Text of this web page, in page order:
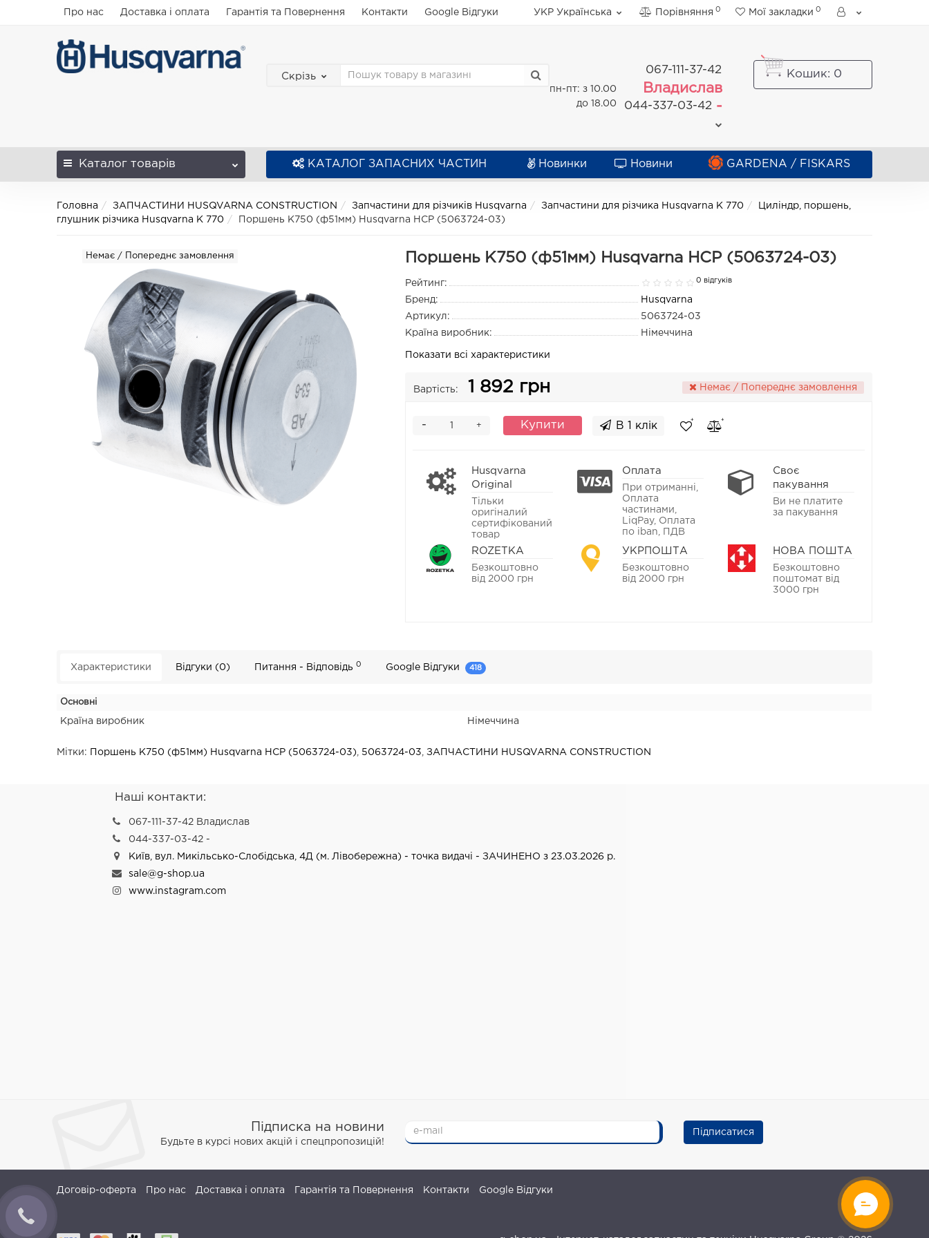
Про нас Доставка і оплата Гарантія та Повернення Контакти Google Відгуки УКР Українська Порівняння 0 Мої закладки 0
Скрізь
пн-пт: з 10.00
до 18.00
067-111-37-42
Владислав
044-337-03-42 -
Кошик: 0
Каталог товарів КАТАЛОГ ЗАПАСНИХ ЧАСТИН Новинки Новини GARDENA / FISKARS
Головна ЗАПЧАСТИНИ HUSQVARNA CONSTRUCTION Запчастини для різчиків Husqvarna Запчастини для різчика Husqvarna K 770
Циліндр, поршень,
глушник різчика Husqvarna K 770
Поршень K750 (ф51мм) Husqvarna HCP (5063724-03)
Немає / Попереднє замовлення Поршень K750 (ф51мм) Husqvarna HCP (5063724-03)
Рейтинг: 0 відгуків
Бренд:
Husqvarna
Артикул:
5063724-03
Країна виробник:
Німеччина
Показати всі характеристики
Вартість: 1 892 грн Немає / Попереднє замовлення
+
- Купити В 1 клік
Husqvarna
Original
Тільки
оригіналий
сертифікований
товар
Оплата
При отриманні,
Оплата
частинами,
LiqPay, Оплата
по iban, ПДВ
Своє
пакування
Ви не платите
за пакування
ROZETKA
Безкоштовно
від 2000 грн
УКРПОШТА
Безкоштовно
від 2000 грн
НОВА ПОШТА
Безкоштовно
поштомат від
3000 грн
Характеристики Відгуки (0) Питання - Відповідь0 Google Відгуки 418
Основні
Країна виробник Німеччина
Мітки: Поршень K750 (ф51мм) Husqvarna HCP (5063724-03) 5063724-03 ,ЗАПЧАСТИНИ HUSQVARNA CONSTRUCTION
Наші контакти:
067-111-37-42 Владислав
044-337-03-42 -
Київ, вул. Микільсько-Слобідська, 4Д (м. Лівобережна) - точка видачі - ЗАЧИНЕНО з 23.03.2026 р.
sale@g-shop.ua
www.instagram.com
Підписка на новини
Будьте в курсі нових акцій і спецпропозицій!
Підписатися
Договір-оферта Про нас Доставка і оплата Гарантія та Повернення Контакти Google Відгуки